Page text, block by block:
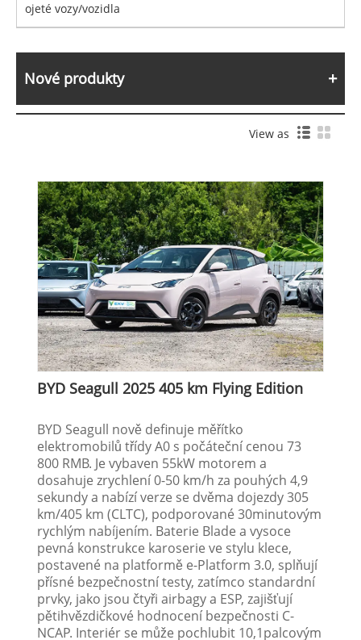
ojeté vozy/vozidla
Nové produkty
View as
BYD Seagull 2025 405 km Flying Edition
BYD Seagull nově definuje měřítko
elektromobilů třídy A0 s počáteční cenou 73
800 RMB. Je vybaven 55kW motorem a
dosahuje zrychlení 0-50 km/h za pouhých 4,9
sekundy a nabízí verze se dvěma dojezdy 305
km/405 km (CLTC), podporované 30minutovým
rychlým nabíjením. Baterie Blade a vysoce
pevná konstrukce karoserie ve stylu klece,
postavené na platformě e-Platform 3.0, splňují
přísné bezpečnostní testy, zatímco standardní
prvky, jako jsou čtyři airbagy a ESP, zajišťují
pětihvězdičkové hodnocení bezpečnosti C-
NCAP. Interiér se může pochlubit 10,1palcovým